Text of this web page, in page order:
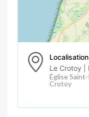
Localisation
Le Crotoy |
Église Saint-
Crotoy